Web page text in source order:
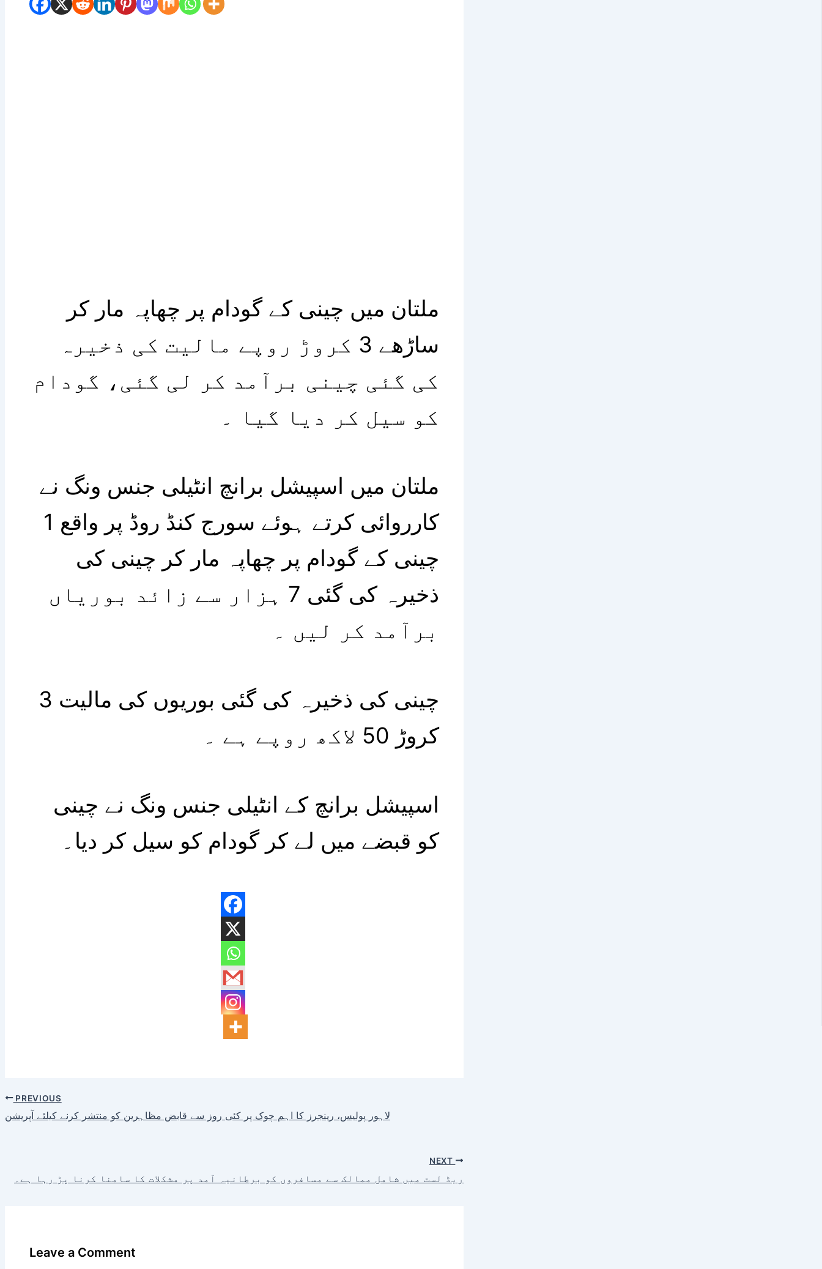
ملتان میں چینی کے گودام پر چھاپہ مار کر
ساڑھے 3 کروڑ روپے مالیت کی ذخیرہ
کی گئی چینی برآمد کر لی گئی، گودام
کو سیل کر دیا گیا ۔
ملتان میں اسپیشل برانچ انٹیلی جنس ونگ نے
کارروائی کرتے ہوئے سورج کنڈ روڈ پر واقع 1
چینی کے گودام پر چھاپہ مار کر چینی کی
ذخیرہ کی گئی 7 ہزار سے زائد بوریاں
برآمد کر لیں ۔
چینی کی ذخیرہ کی گئی بوریوں کی مالیت 3
کروڑ 50 لاکھ روپے ہے ۔
اسپیشل برانچ کے انٹیلی جنس ونگ نے چینی
کو قبضے میں لے کر گودام کو سیل کر دیا۔
PREVIOUS
لاہور پولیس، رینجرز کا اہم چوک پر کئی روز سے قابض مظاہرین کو منتشر کرنے کیلئے آپریشن
NEXT
ریڈ لسٹ میں شامل ممالک سے مسافروں کو برطانیہ آمد پر مشکلات کا سامنا کرنا پڑ رہا ہے۔
Leave a Comment